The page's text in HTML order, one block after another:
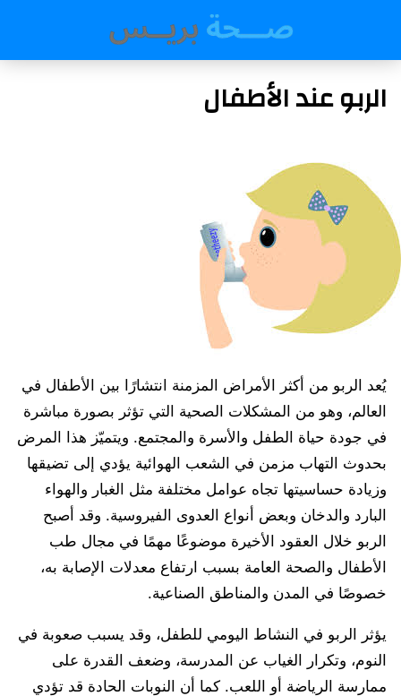
الربو عند الأطفال
يُعد الربو من أكثر الأمراض المزمنة انتشارًا بين الأطفال في
العالم، وهو من المشكلات الصحية التي تؤثر بصورة مباشرة
في جودة حياة الطفل والأسرة والمجتمع. ويتميّز هذا المرض
بحدوث التهاب مزمن في الشعب الهوائية يؤدي إلى تضيقها
وزيادة حساسيتها تجاه عوامل مختلفة مثل الغبار والهواء
البارد والدخان وبعض أنواع العدوى الفيروسية. وقد أصبح
الربو خلال العقود الأخيرة موضوعًا مهمًا في مجال طب
الأطفال والصحة العامة بسبب ارتفاع معدلات الإصابة به،
خصوصًا في المدن والمناطق الصناعية.
يؤثر الربو في النشاط اليومي للطفل، وقد يسبب صعوبة في
النوم، وتكرار الغياب عن المدرسة، وضعف القدرة على
ممارسة الرياضة أو اللعب. كما أن النوبات الحادة قد تؤدي